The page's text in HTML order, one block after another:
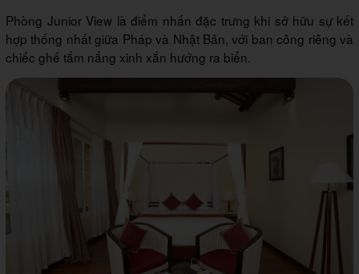
Phòng Junior View là điểm nhấn đặc trưng khi sở hữu sự kết
hợp thống nhất giữa Pháp và Nhật Bản, với ban công riêng và
chiếc ghế tắm nắng xinh xắn hướng ra biển.